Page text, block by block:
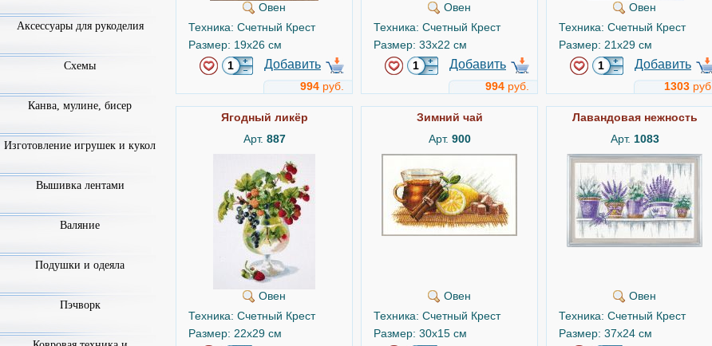
Овен
Техника: Счетный Крест
Размер: 19x26 см
Добавить
994 руб.
Овен
Техника: Счетный Крест
Размер: 33x22 см
Добавить
994 руб.
Овен
Техника: Счетный Крест
Размер: 21x29 см
Добавить
1303 руб.
Ягодный ликёр
Арт. 887
Овен
Техника: Счетный Крест
Размер: 22x29 см
Зимний чай
Арт. 900
Овен
Техника: Счетный Крест
Размер: 30x15 см
Лавандовая нежность
Арт. 1083
Овен
Техника: Счетный Крест
Размер: 37x24 см
Аксессуары для рукоделия
Схемы
Канва, мулине, бисер
Изготовление игрушек и кукол
Вышивка лентами
Валяние
Подушки и одеяла
Пэчворк